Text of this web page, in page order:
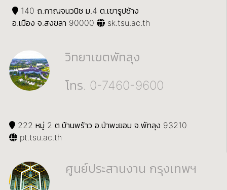
140 ถ.กาญจนวนิช ม.4 ต.เขารูปช้าง
อ.เมือง จ.สงขลา 90000
sk.tsu.ac.th
วิทยาเขตพัทลุง
โทร. 0-7460-9600
222 หมู่ 2 ต.บ้านพร้าว อ.ป่าพะยอม จ.พัทลุง 93210
pt.tsu.ac.th
ศูนย์ประสานงาน กรุงเทพฯ